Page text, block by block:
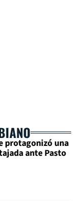
protagonizó una
ante Pasto